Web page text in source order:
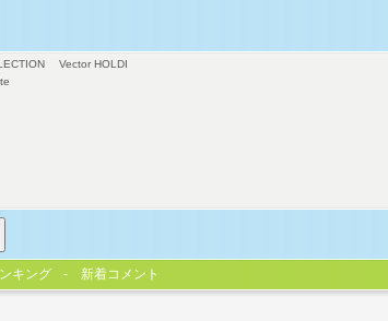
Vector HOLDI
キング 新着コメント